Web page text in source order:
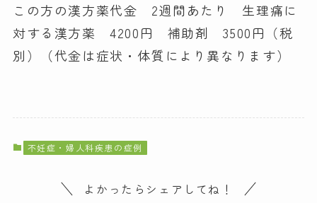
この方の漢方薬代金 2週間あたり 生理痛に
対する漢方薬 4200円 補助剤 3500円（税
別）（代金は症状・体質により異なります）
不妊症・婦人科疾患の症例
よかったらシェアしてね！